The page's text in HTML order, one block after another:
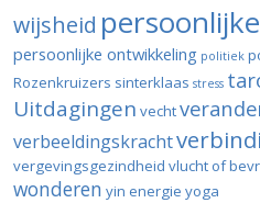
wijsheid
persoonlijke ontwikkeling politiek
Rozenkruizers sinterklaas stress
Uitdagingen vecht
verbeeldingskracht
vergevingsgezindheid vlucht of
wonderen yin energie yoga